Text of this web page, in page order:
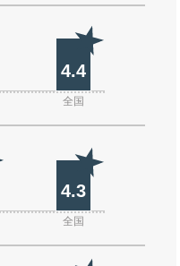
4.4
全国
4.3
全国